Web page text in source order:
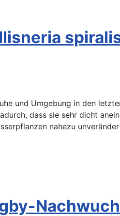
und Umgebung in den
dass sie sehr dicht
nahezu